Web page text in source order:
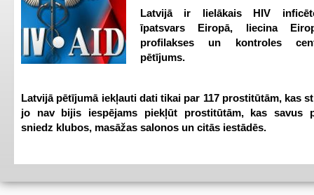
Latvijā ir lielākais HIV
īpatsvars Eiropā, liecina
profilakses un kontroles
pētījums.
Latvijā pētījumā iekļauti dati tikai par 117 prostitūtām, kas
jo nav bijis iespējams piekļūt prostitūtām, kas savus
sniedz klubos, masāžas salonos un citās iestādēs.